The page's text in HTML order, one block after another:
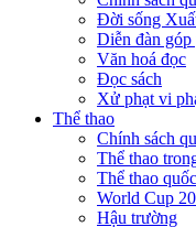
Đời sống
Diễn đàn
Văn hoá đọc
Đọc sách
Xử phạt vi
Thể thao
Chính sách
Thể thao
Thể thao
World Cup
Hậu trường